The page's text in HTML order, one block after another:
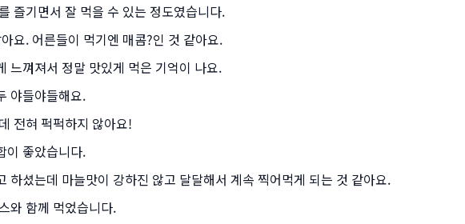
즐기면서 잘 먹을 수 있는 정도였습니다.
요. 어른들이 먹기엔 매콤?인 것 같아요.
느껴져서 정말 맛있게 먹은 기억이 나요.
야들야들해요.
전혀 퍽퍽하지 않아요!
이 좋았습니다.
하셨는데 마늘맛이 강하진 않고 달달해서 계속 찍어먹게 되는 것 같아요.
와 함께 먹었습니다.